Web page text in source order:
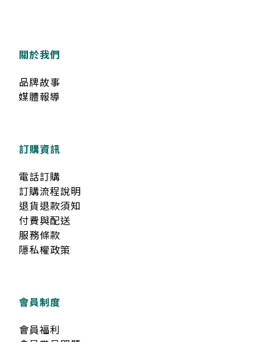
關於我們
品牌故事
媒體報導
訂購資訊
電話訂購
訂購流程說明
退貨退款須知
付費與配送
服務條款
隱私權政策
會員制度
會員福利